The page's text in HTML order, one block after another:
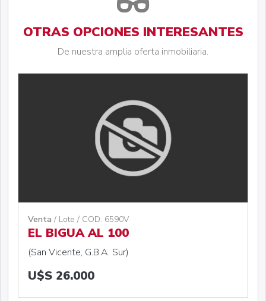
OTRAS OPCIONES INTERESANTES
De nuestra amplia oferta inmobiliaria.
Venta / Lote / COD. 6590V
EL BIGUA AL 100
(San Vicente, G.B.A. Sur)
U$S 26.000